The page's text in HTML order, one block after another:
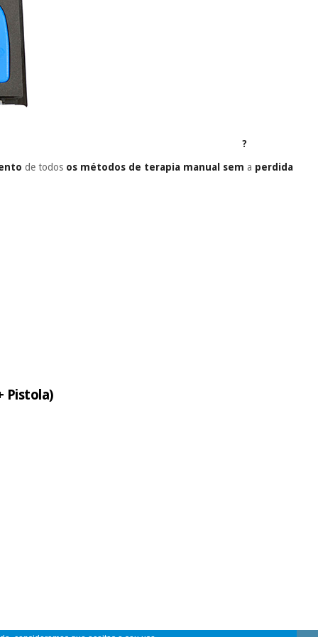
?
de todos os métodos de terapia manual sema perdida
Pistola)